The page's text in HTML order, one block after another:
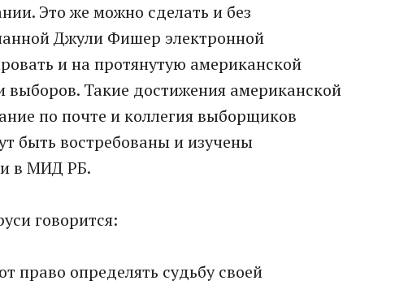
Это же можно сделать и без
Джули Фишер электронной
и на протянутую американской
Такие достижения американской
по почте и коллегия выборщиков
быть востребованы и изучены
в МИД РБ.
говорится:
право определять судьбу своей